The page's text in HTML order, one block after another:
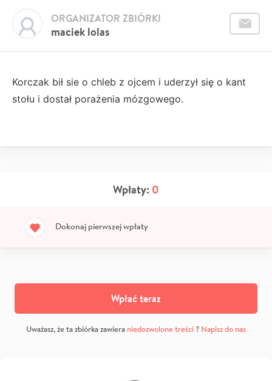
maciek lolas
ORGANIZATOR ZBIÓRKI
Korczak bił sie o chleb z ojcem i uderzył się o kant
stołu i dostał porażenia mózgowego.
Wpłaty: 0
Dokonaj pierwszej wpłaty
Wpłać teraz
Uważasz, że ta zbiórka zawiera niedozwolone treści? Napisz do nas